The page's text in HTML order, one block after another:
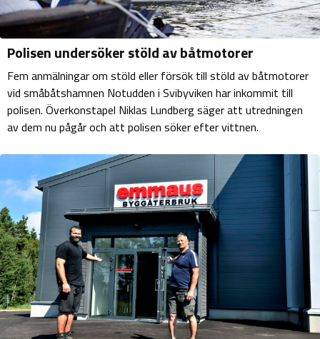
Polisen undersöker stöld av båtmotorer
Fem anmälningar om stöld eller försök till stöld av båtmotorer
vid småbåtshamnen Notudden i Svibyviken har inkommit till
polisen. Överkonstapel Niklas Lundberg säger att utredningen
av dem nu pågår och att polisen söker efter vittnen.